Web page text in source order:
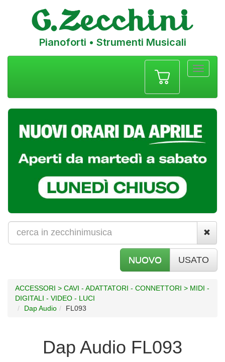
Pianoforti • Strumenti Musicali
NUOVO USATO
ACCESSORI > CAVI - ADATTATORI - CONNETTORI > MIDI -
DIGITALI - VIDEO - LUCI
Dap Audio
FL093
Dap Audio FL093